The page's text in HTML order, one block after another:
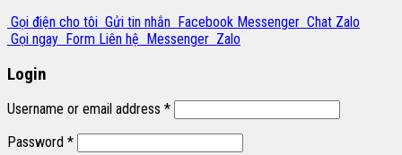
Gọi điện cho tôi Gửi tin nhắn Facebook Messenger Chat Zalo
Gọi ngay Form Liên hệ Messenger Zalo
Login
Username or email address *
Password *